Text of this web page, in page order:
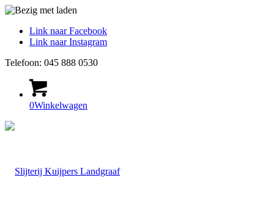
Link naar Facebook
Link naar Instagram
Telefoon: 045 888 0530
0Winkelwagen